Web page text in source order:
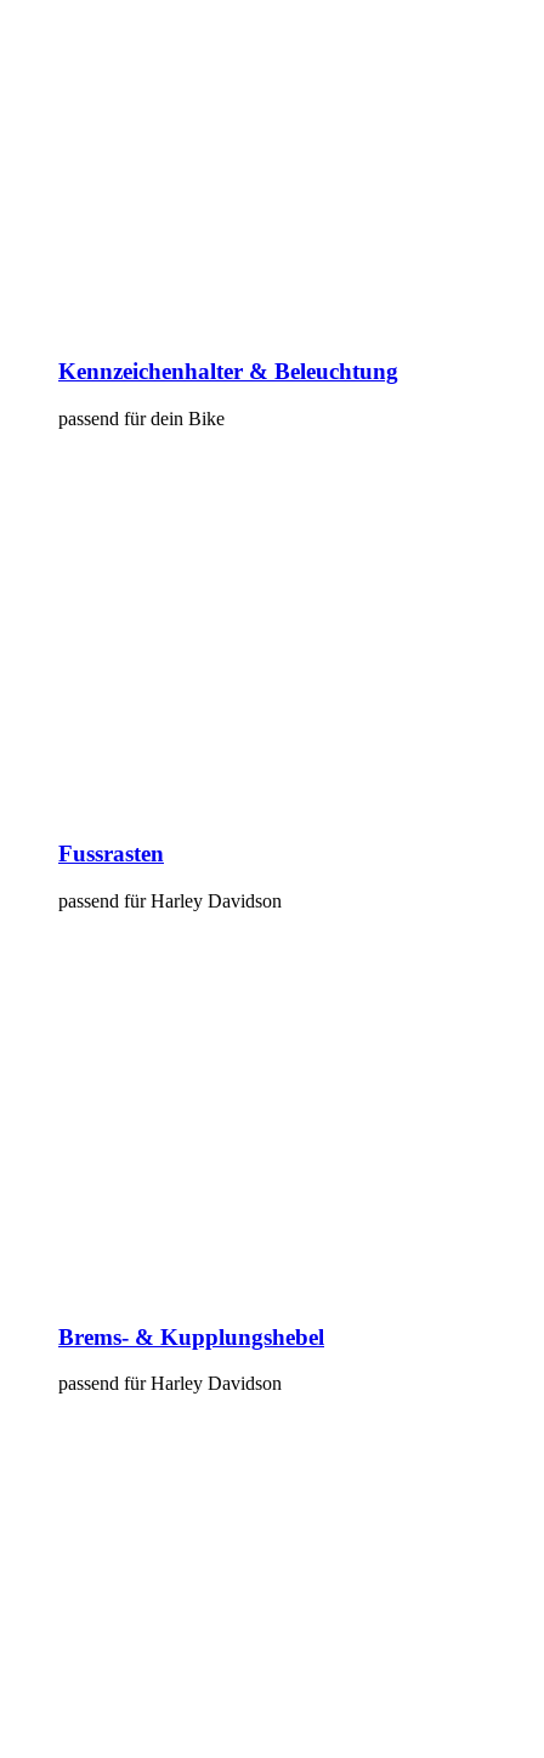
Kennzeichenhalter & Beleuchtung
passend für dein Bike
Fussrasten
passend für Harley Davidson
Brems- & Kupplungshebel
passend für Harley Davidson